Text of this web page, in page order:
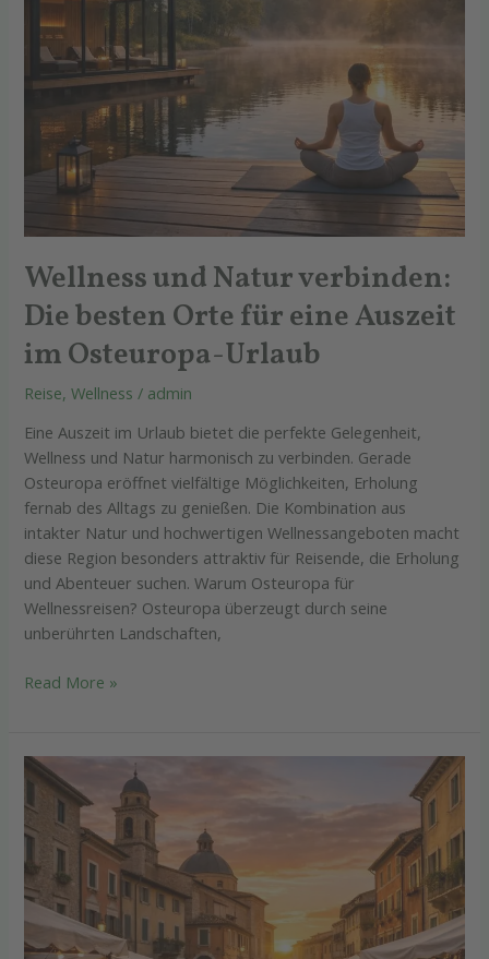
Wellness und Natur verbinden:
Die besten Orte für eine Auszeit
im Osteuropa-Urlaub
Reise,Wellness / admin
Eine Auszeit im Urlaub bietet die perfekte Gelegenheit,
Wellness und Natur harmonisch zu verbinden. Gerade
Osteuropa eröffnet vielfältige Möglichkeiten, Erholung
fernab des Alltags zu genießen. Die Kombination aus
intakter Natur und hochwertigen Wellnessangeboten macht
diese Region besonders attraktiv für Reisende, die Erholung
und Abenteuer suchen. Warum Osteuropa für
Wellnessreisen? Osteuropa überzeugt durch seine
unberührten Landschaften,
Auszeit
im
Osteuropa-
Read More »
Neue
Entdeckungen
2026:
Reiseziele,
die
du
diesen
Sommer